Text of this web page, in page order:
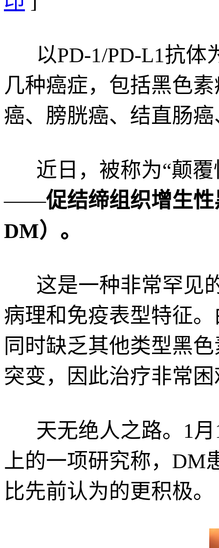
以PD-1/PD-L1抗
几种癌症，包括黑色
癌、膀胱癌、结直肠
近日，被称为“颠
——促结缔组织增生性
DM）。
这是一种非常罕见
病理和免疫表型特征
同时缺乏其他类型黑
突变，因此治疗非常
天无绝人之路。1
上的一项研究称，DM
比先前认为的更积极。